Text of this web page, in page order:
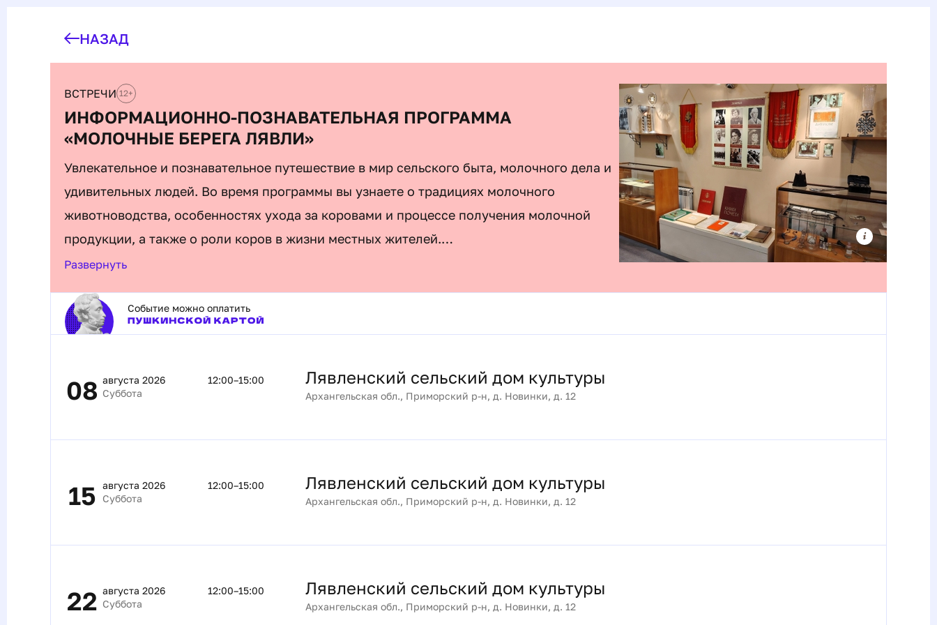
НАЗАД
ВСТРЕЧИ 12+
ИНФОРМАЦИОННО-ПОЗНАВАТЕЛЬНАЯ ПРОГРАММА
«МОЛОЧНЫЕ БЕРЕГА ЛЯВЛИ»
Увлекательное и познавательное путешествие в мир сельского быта, молочного дела и
удивительных людей. Во время программы вы узнаете о традициях молочного
животноводства, особенностях ухода за коровами и процессе получения молочной
продукции, а также о роли коров в жизни местных жителей.
Вас ждет интересное знакомство с историей развития молочного хозяйства
рабочие и бытовые моменты фермерской жизни. Вы сможете узнать о том, каким
образом на молочных фермах обеспечивалось качество продукции и заботились о
Развернуть
Событие можно оплатить
08 августа 2026
Суббота
12:00–15:00 Лявленский сельский дом культуры
Архангельская обл., Приморский р-н, д. Новинки, д. 12
15 августа 2026
Суббота
12:00–15:00 Лявленский сельский дом культуры
Архангельская обл., Приморский р-н, д. Новинки, д. 12
22 августа 2026
Суббота
12:00–15:00 Лявленский сельский дом культуры
Архангельская обл., Приморский р-н, д. Новинки, д. 12